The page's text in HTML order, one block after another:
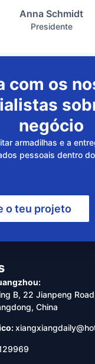
Anna Schmidt
Presidente
com os
negócio
armadilhas e a
pessoais dentro
o teu projeto
B, 22 Jianpeng
China